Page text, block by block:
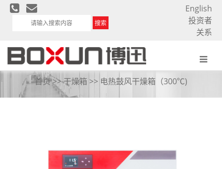
搜索
English
投资者
关系
电热鼓风干燥箱
首页>>干燥箱 >> 电热鼓风干燥箱（300℃)